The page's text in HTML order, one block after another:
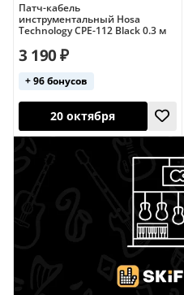
20 октября
Патч-кабель
инструментальный Hosa
Technology CPE-112 Black 0.3 м
3 190 ₽
+ 96 бонусов